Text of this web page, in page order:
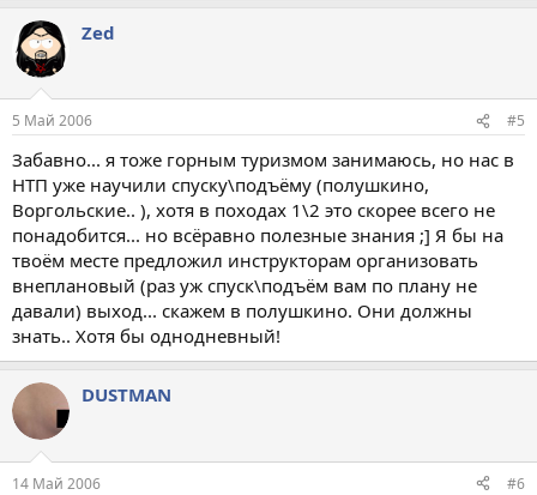
Zed
5 Май 2006 #5
Забавно... я тоже горным туризмом занимаюсь, но нас в
НТП уже научили спуску\подъёму (полушкино,
Воргольские.. ), хотя в походах 1\2 это скорее всего не
понадобится... но всёравно полезные знания ;] Я бы на
твоём месте предложил инструкторам организовать
внеплановый (раз уж спуск\подъём вам по плану не
давали) выход... скажем в полушкино. Они должны
знать.. Хотя бы однодневный!
DUSTMAN
14 Май 2006 #6